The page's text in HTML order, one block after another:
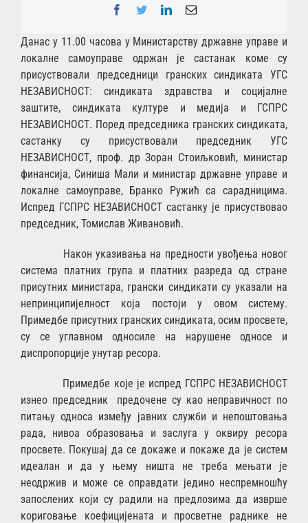
Facebook
TwitterLinkedInEmail
Данас у 11.00 часова у Министарству државне управе и
локалне самоуправе одржан је састанак коме су
присуствовали председници гранских синдиката УГС
НЕЗАВИСНОСТ: синдиката здравства и социјалне
заштите, синдиката културе и медија и ГСПРС
НЕЗАВИСНОСТ. Поред председника гранских синдиката,
састанку су присуствовали председник УГС
НЕЗАВИСНОСТ, проф. др Зоран Стоиљковић, министар
финансија, Синиша Мали и министар државне управе и
локалне самоуправе, Бранко Ружић са сарадницима.
Испред ГСПРС НЕЗАВИСНОСТ састанку је присуствовао
председник, Томислав Живановић.
Након указивања на предности увођења новог
система платних група и платних разреда од стране
присутних министара, грански синдикати су указали на
непринципијелност која постоји у овом систему.
Примедбе присутних гранских синдиката, осим просвете,
су се углавном односиле на нарушене односе и
диспропорције унутар ресора.
Примедбе које је испред ГСПРС НЕЗАВИСНОСТ
изнео председник предочене су као неправичност по
питању односа између јавних служби и непоштовања
рада, нивоа образовања и заслуга у оквиру ресора
просвете. Покушај да се докаже и покаже да је систем
идеалан и да у њему ништа не треба мењати је
неодржив и може се оправдати једино неспремношћу
запослених који су радили на предлозима да изврше
кориговање коефицијената и просветне раднике не